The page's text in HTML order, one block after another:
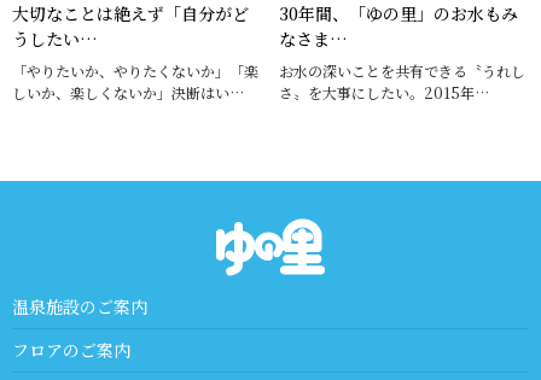
大切なことは絶えず「自分がど
うしたい…
「やりたいか、やりたくないか」「楽
しいか、楽しくないか」決断はい…
30年間、「ゆの里」のお水もみ
なさま…
お水の深いことを共有できる〝うれし
さ〟を大事にしたい。2015年…
温泉施設のご案内
フロアのご案内